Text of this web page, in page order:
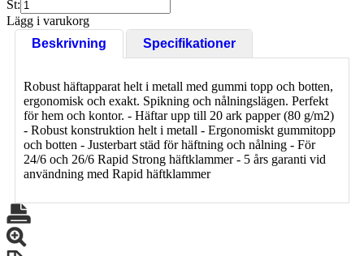
St:
Lägg i varukorg
Beskrivning
Specifikationer
Robust häftapparat helt i metall med gummi topp och botten,
ergonomisk och exakt. Spikning och nålningslägen. Perfekt
för hem och kontor. - Häftar upp till 20 ark papper (80 g/m2)
- Robust konstruktion helt i metall - Ergonomiskt gummitopp
och botten - Justerbart städ för häftning och nålning - För
24/6 och 26/6 Rapid Strong häftklammer - 5 års garanti vid
användning med Rapid häftklammer